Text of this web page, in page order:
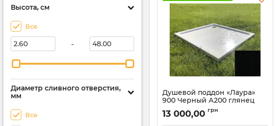
Высота, см
Все
-
Диаметр сливного отверстия,
мм
Все
Душевой поддон «Лаура»
900 Черный А200 глянец
Артикул:138A200
13 000,00 грн